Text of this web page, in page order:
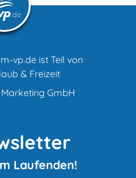
vp.de ist Teil von
& Freizeit
Marketing GmbH
Laufenden!